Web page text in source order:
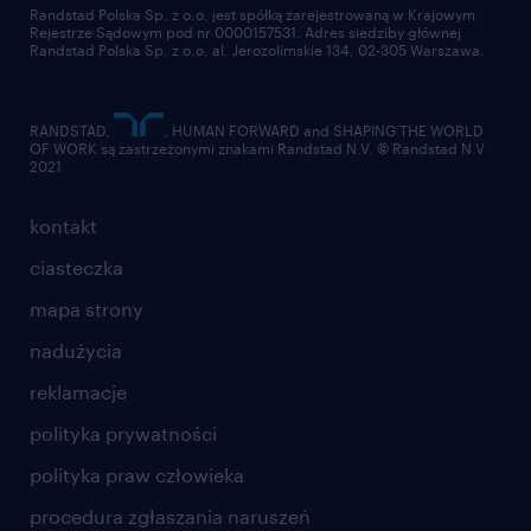
złóż CV
kontakt
ciasteczka
mapa strony
nadużycia
reklamacje
polityka prywatności
polityka praw człowieka
procedura zgłaszania naruszeń
Randstad Polska Sp. z o.o. jest spółką zarejestrowaną w Krajowym
Rejestrze Sądowym pod nr 0000157531. Adres siedziby głównej
Randstad Polska Sp. z o.o. al. Jerozolimskie 134, 02-305 Warszawa.
RANDSTAD,
, HUMAN FORWARD and SHAPING THE WORLD
OF WORK są zastrzeżonymi znakami Randstad N.V. © Randstad N.V
2021